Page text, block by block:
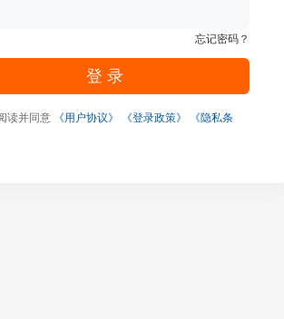
忘记密码？
登 录
读并同意 《用户协议》 《登录政策》
《隐私条